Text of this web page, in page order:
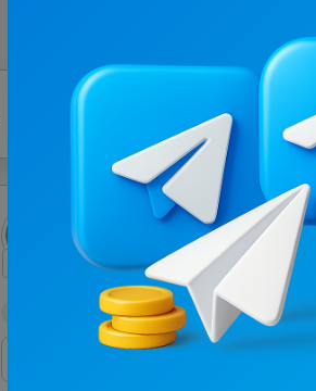
2.2K
Бровари⚡️Незламні
Новости/СМИ, Региональные
Цена рекламы